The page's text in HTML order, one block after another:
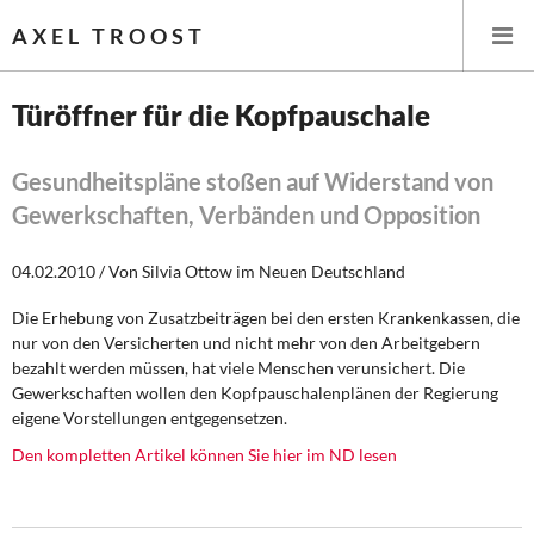
AXEL TROOST
Themen
Leitlinien linker Wirtschafts- und Finanzpolitik
Wirtschaftspolitik
Steuer- und Finanzpolitik
Türöffner für die Kopfpauschale
Gesundheitspläne stoßen auf Widerstand von
Gewerkschaften, Verbänden und Opposition
04.02.2010 / Von Silvia Ottow im Neuen Deutschland
Die Erhebung von Zusatzbeiträgen bei den ersten Krankenkassen, die
nur von den Versicherten und nicht mehr von den Arbeitgebern
bezahlt werden müssen, hat viele Menschen verunsichert. Die
Gewerkschaften wollen den Kopfpauschalenplänen der Regierung
eigene Vorstellungen entgegensetzen.
Den kompletten Artikel können Sie hier im ND lesen